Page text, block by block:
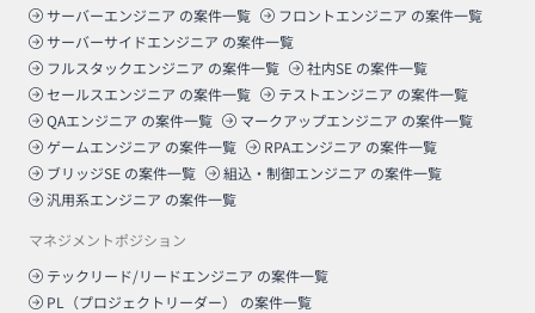
サーバーエンジニア の案件一覧 フロントエンジニア の案件一覧
サーバーサイドエンジニア の案件一覧
フルスタックエンジニア の案件一覧 社内SE の案件一覧
セールスエンジニア の案件一覧 テストエンジニア の案件一覧
QAエンジニア の案件一覧 マークアップエンジニア の案件一覧
ゲームエンジニア の案件一覧 RPAエンジニア の案件一覧
ブリッジSE の案件一覧 組込・制御エンジニア の案件一覧
汎用系エンジニア の案件一覧
マネジメントポジション
テックリード/リードエンジニア の案件一覧
PL（プロジェクトリーダー）
の案件一覧